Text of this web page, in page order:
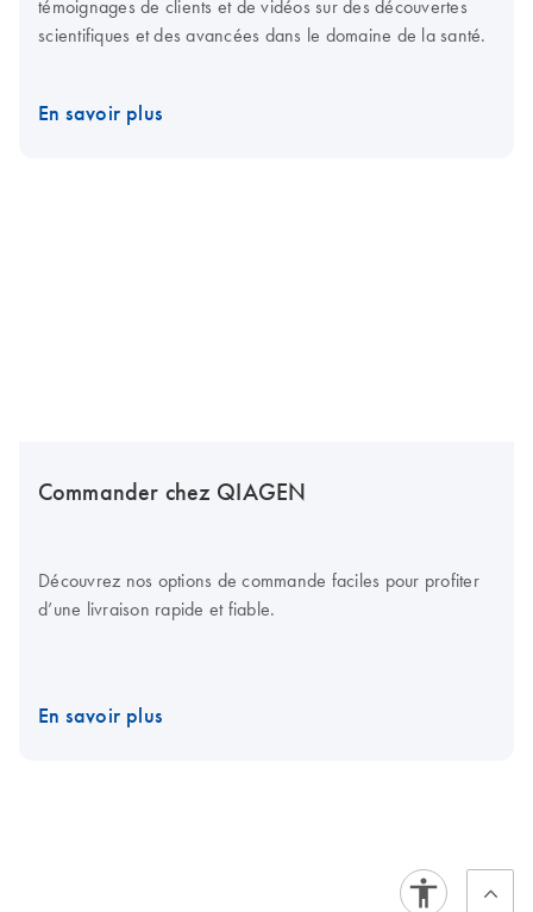
témoignages de clients et de vidéos sur des découvertes
scientifiques et des avancées dans le domaine de la santé.
En savoir plus
Commander chez QIAGEN
Découvrez nos options de commande faciles pour profiter
d’une livraison rapide et fiable.
En savoir plus